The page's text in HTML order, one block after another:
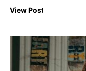
View Post